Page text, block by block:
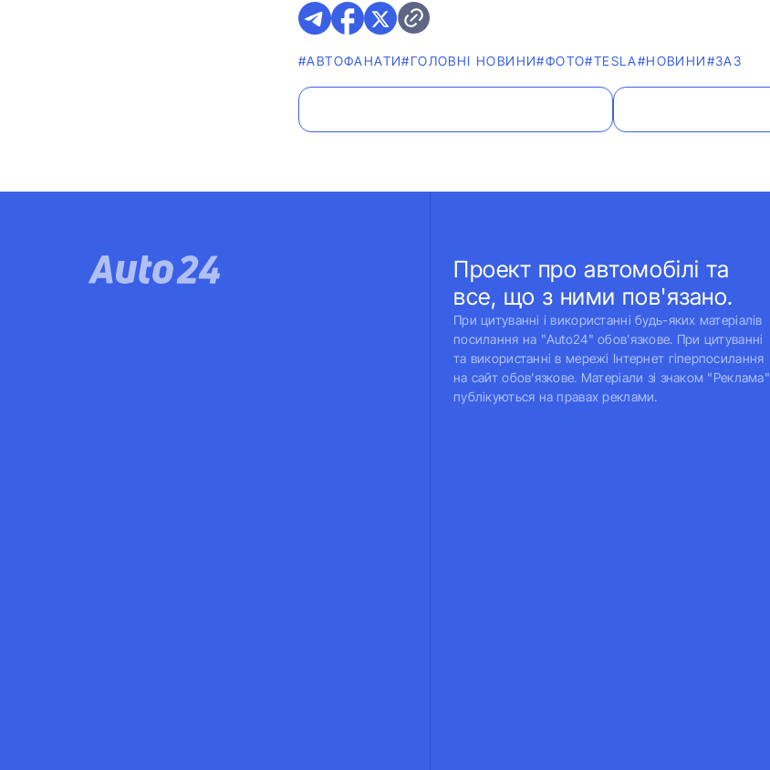
#АВТОФАНАТИ#ГОЛОВНІ НОВИНИ#ФОТО#TESLA#НОВИНИ#ЗАЗ
Проект про автомобілі та
все, що з ними пов'язано.
При цитуванні і використанні будь-яких матеріалів
посилання на "Auto24" обов'язкове. При цитуванні
та використанні в мережі Інтернет гіперпосилання
на сайт обов'язкове. Матеріали зі знаком "Реклама"
публікуються на правах реклами.